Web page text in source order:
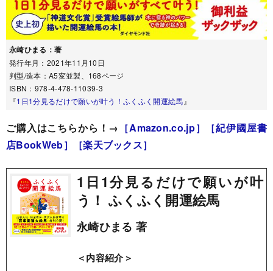
永崎ひまる：著
発行年月：2021年11月10日
判型/造本：A5変並製、168ページ
ISBN：978-4-478-11039-3
『1日1分見るだけで願いが叶う！ふくふく開運絵馬 』
ご購入はこちらから！→ ［Amazon.co.jp］
［紀伊國屋書
店BookWeb］
［楽天ブックス］
1日1分見るだけで願いが叶
う！ ふくふく開運絵馬
永崎ひまる 著
＜内容紹介＞